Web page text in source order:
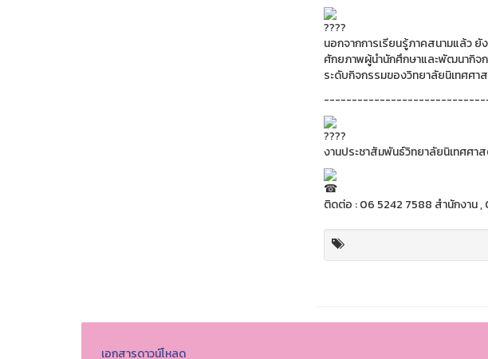
นอกจากการเรียนรู้ภาคสนามแล้ว ยั
ศักยภาพผู้นำนักศึกษาและพัฒนากิจก
ระดับกิจกรรมของวิทยาลัยนิเทศศา
งานประชาสัมพันธ์วิทยาลัยนิเทศศา
ติดต่อ : 06 5242 7588 สำนักงาน ,
เอกสารดาวน์โหลด